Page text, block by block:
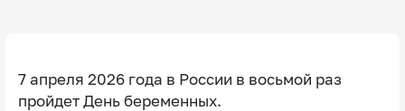
7 апреля 2026 года в России в восьмой раз
пройдет День беременных.